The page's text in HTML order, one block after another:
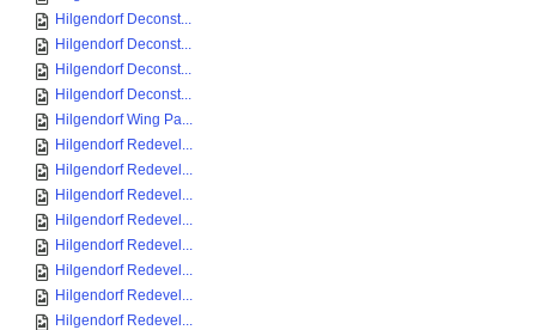
Hilgendorf Deconst...
Hilgendorf Deconst...
Hilgendorf Deconst...
Hilgendorf Deconst...
Hilgendorf Wing Pa...
Hilgendorf Redevel...
Hilgendorf Redevel...
Hilgendorf Redevel...
Hilgendorf Redevel...
Hilgendorf Redevel...
Hilgendorf Redevel...
Hilgendorf Redevel...
Hilgendorf Redevel...